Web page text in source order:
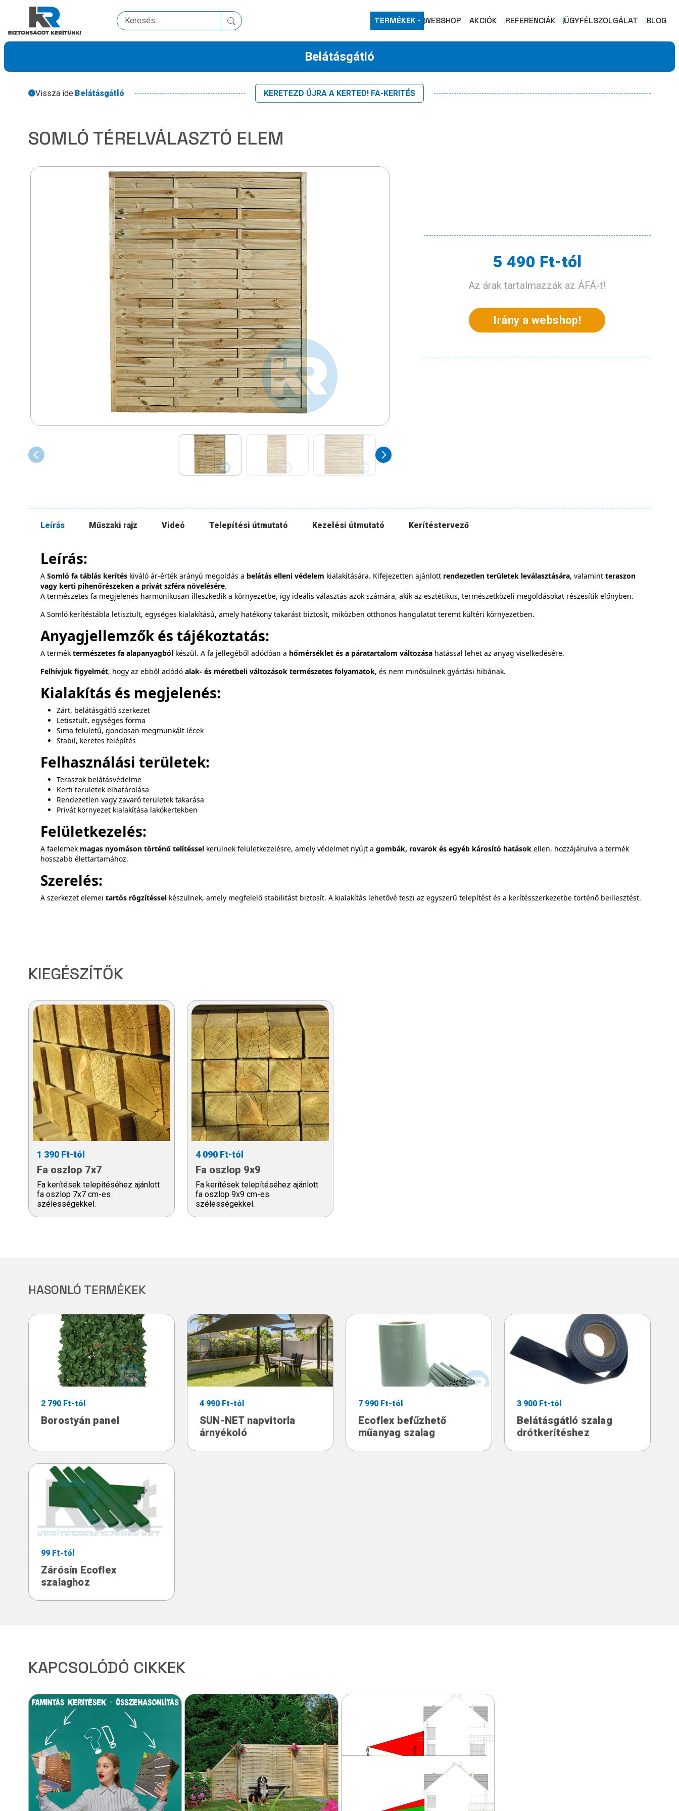
TERMÉKEK WEBSHOP AKCIÓK REFERENCIÁK ÜGYFÉLSZOLGÁLAT BLOG
Belátásgátló
Vissza ide:Belátásgátló KERETEZD ÚJRA A KERTED! FA-KERITÉS
SOMLÓ TÉRELVÁLASZTÓ ELEM
5 490 Ft-tól
Az árak tartalmazzák az ÁFÁ-t!
Irány a webshop!
Leírás Műszaki rajz Videó Telepítési útmutató Kezelési útmutató Kerítéstervező
Leírás:
A Somló fa táblás kerítés kiváló ár‑érték arányú megoldás a belátás elleni védelem kialakítására. Kifejezetten ajánlott rendezetlen területek leválasztására, valamint teraszon
vagy kerti pihenőrészeken a privát szféra növelésére.
A természetes fa megjelenés harmonikusan illeszkedik a környezetbe, így ideális választás azok számára, akik az esztétikus, természetközeli megoldásokat részesítik előnyben.
A Somló kerítéstábla letisztult, egységes kialakítású, amely hatékony takarást biztosít, miközben otthonos hangulatot teremt kültéri környezetben.
Anyagjellemzők és tájékoztatás:
A termék természetes fa alapanyagból készül. A fa jellegéből adódóan a hőmérséklet és a páratartalom változása hatással lehet az anyag viselkedésére.
Felhívjuk figyelmét, hogy az ebből adódó alak- és méretbeli változások természetes folyamatok, és nem minősülnek gyártási hibának.
Kialakítás és megjelenés:
Zárt, belátásgátló szerkezet
Letisztult, egységes forma
Sima felületű, gondosan megmunkált lécek
Stabil, keretes felépítés
Felhasználási területek:
Teraszok belátásvédelme
Kerti területek elhatárolása
Rendezetlen vagy zavaró területek takarása
Privát környezet kialakítása lakókertekben
Felületkezelés:
A faelemek magas nyomáson történő telítéssel kerülnek felületkezelésre, amely védelmet nyújt a gombák, rovarok és egyéb károsító hatások ellen, hozzájárulva a termék
hosszabb élettartamához.
Szerelés:
A szerkezet elemei tartós rögzítéssel készülnek, amely megfelelő stabilitást biztosít. A kialakítás lehetővé teszi az egyszerű telepítést és a kerítésszerkezetbe történő beillesztést.
KIEGÉSZÍTŐK
1 390 Ft-tól
Fa oszlop 7x7
Fa kerítések telepítéséhez ajánlott
fa oszlop 7x7 cm-es
szélességekkel.
4 090 Ft-tól
Fa oszlop 9x9
Fa kerítések telepítéséhez ajánlott
fa oszlop 9x9 cm-es
szélességekkel.
HASONLÓ TERMÉKEK
2 790 Ft-tól
Borostyán panel
4 990 Ft-tól
SUN-NET napvitorla
árnyékoló
7 990 Ft-tól
Ecoflex befűzhető
műanyag szalag
3 900 Ft-tól
Belátásgátló szalag
drótkerítéshez
99 Ft-tól
Zárósín Ecoflex
szalaghoz
KAPCSOLÓDÓ CIKKEK